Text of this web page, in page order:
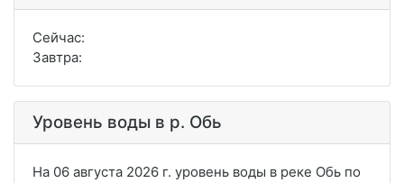
Сейчас:
Завтра:
Уровень воды в р. Обь